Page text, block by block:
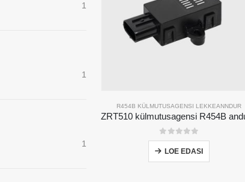
R454B KÜLMUTUSAGENSI LEKKEANNDUR
0viiest
LOE EDASI
1
1
1